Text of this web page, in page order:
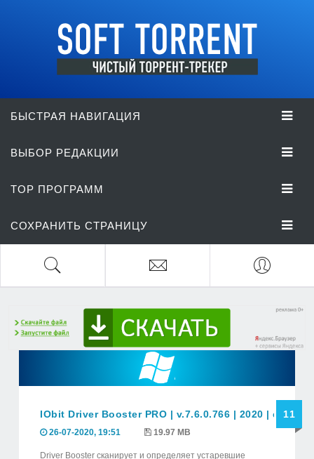
БЫСТРАЯ НАВИГАЦИЯ
ВЫБОР РЕДАКЦИИ
TOP ПРОГРАММ
СОХРАНИТЬ СТРАНИЦУ
IObit Driver Booster PRO | v.7.6.0.766 | 2020 | 11
26-07-2020, 19:51 19.97 MB
Driver Booster сканирует и определяет устаревшие